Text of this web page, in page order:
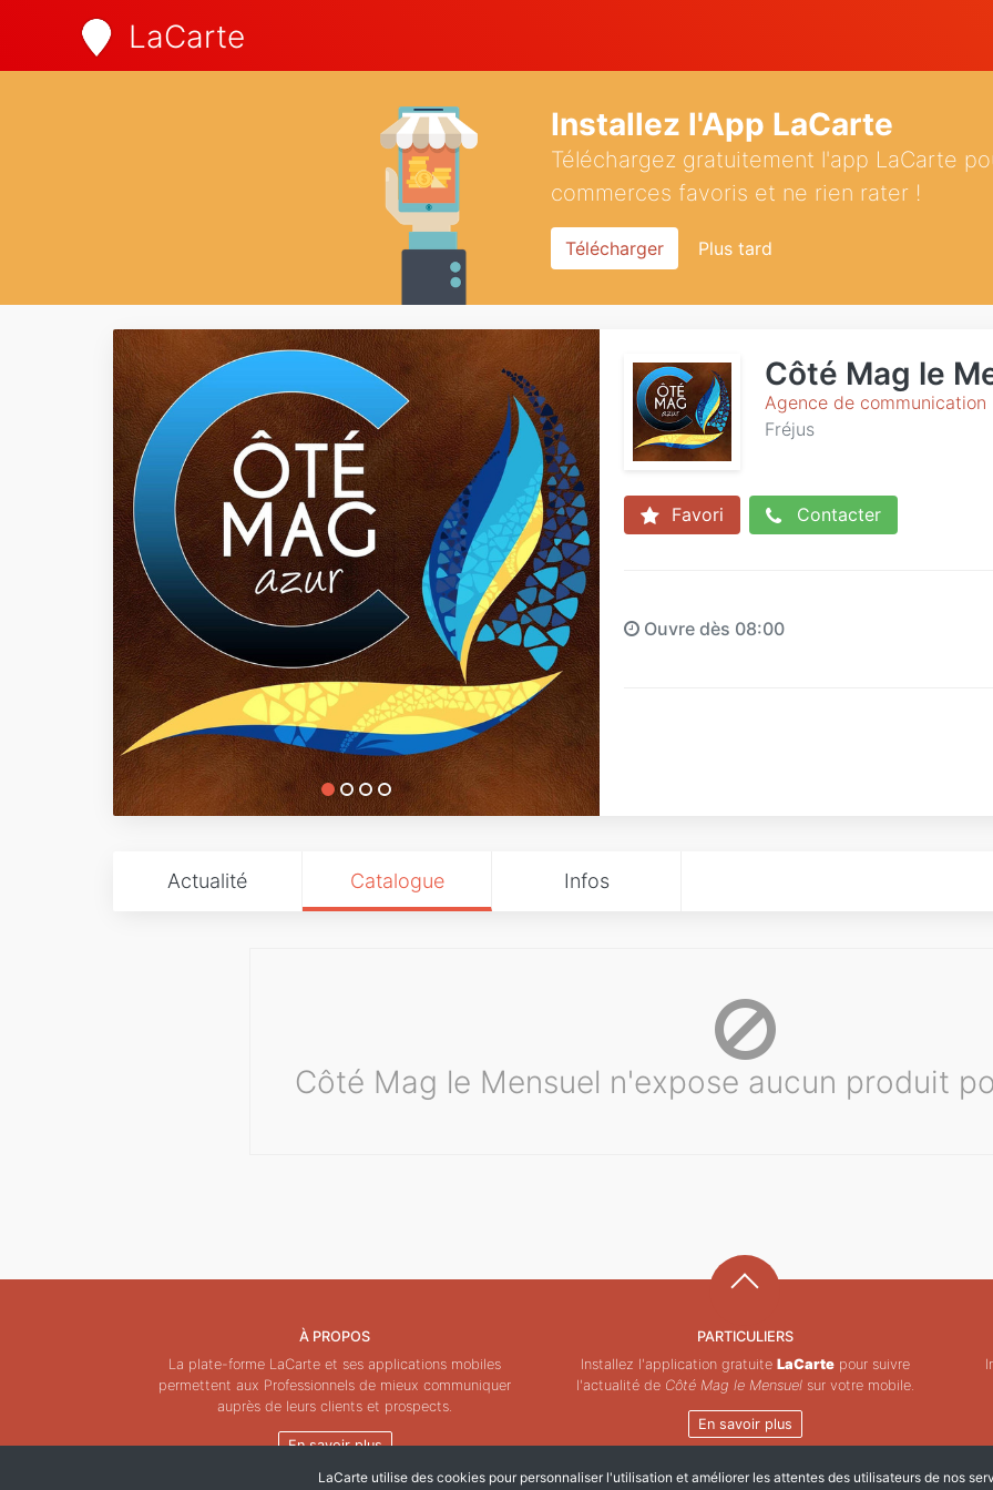
LaCarte
Installez l'App LaCarte
Téléchargez gratuitement l'app LaCarte
commerces favoris et ne rien rater !
Télécharger Plus tard
Côté Mag le
Agence de communication
Fréjus
Favori Contacter
Ouvre dès 08:00
Actualité Catalogue Infos
Côté Mag le Mensuel n'expose aucun produit
À PROPOS
La plate-forme LaCarte et ses applications mobiles
permettent aux Professionnels de mieux communiquer
auprès de leurs clients et prospects.
En savoir plus
PARTICULIERS
Installez l'application gratuite LaCartepour suivre
l'actualité de Côté Mag le Mensuelsur votre mobile.
En savoir plus
LaCarte utilise des cookies pour personnaliser l'utilisation et améliorer les attentes des utilisateurs de nos